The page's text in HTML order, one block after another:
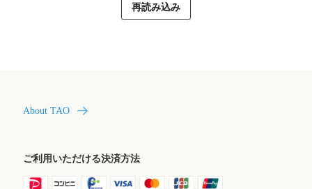
再読み込み
About TAO
ご利用いただける決済方法